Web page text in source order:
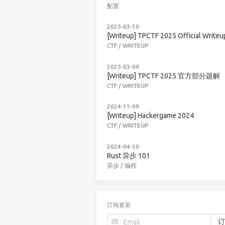
配置
2025-03-10
[Writeup] TPCTF 2025 Official
CTF / WRITEUP
2025-03-09
[Writeup] TPCTF 2025 官方部分题解
CTF / WRITEUP
2024-11-09
[Writeup] Hackergame 2024
CTF / WRITEUP
2024-04-30
Rust 异步 101
异步 / 编程
订阅更新